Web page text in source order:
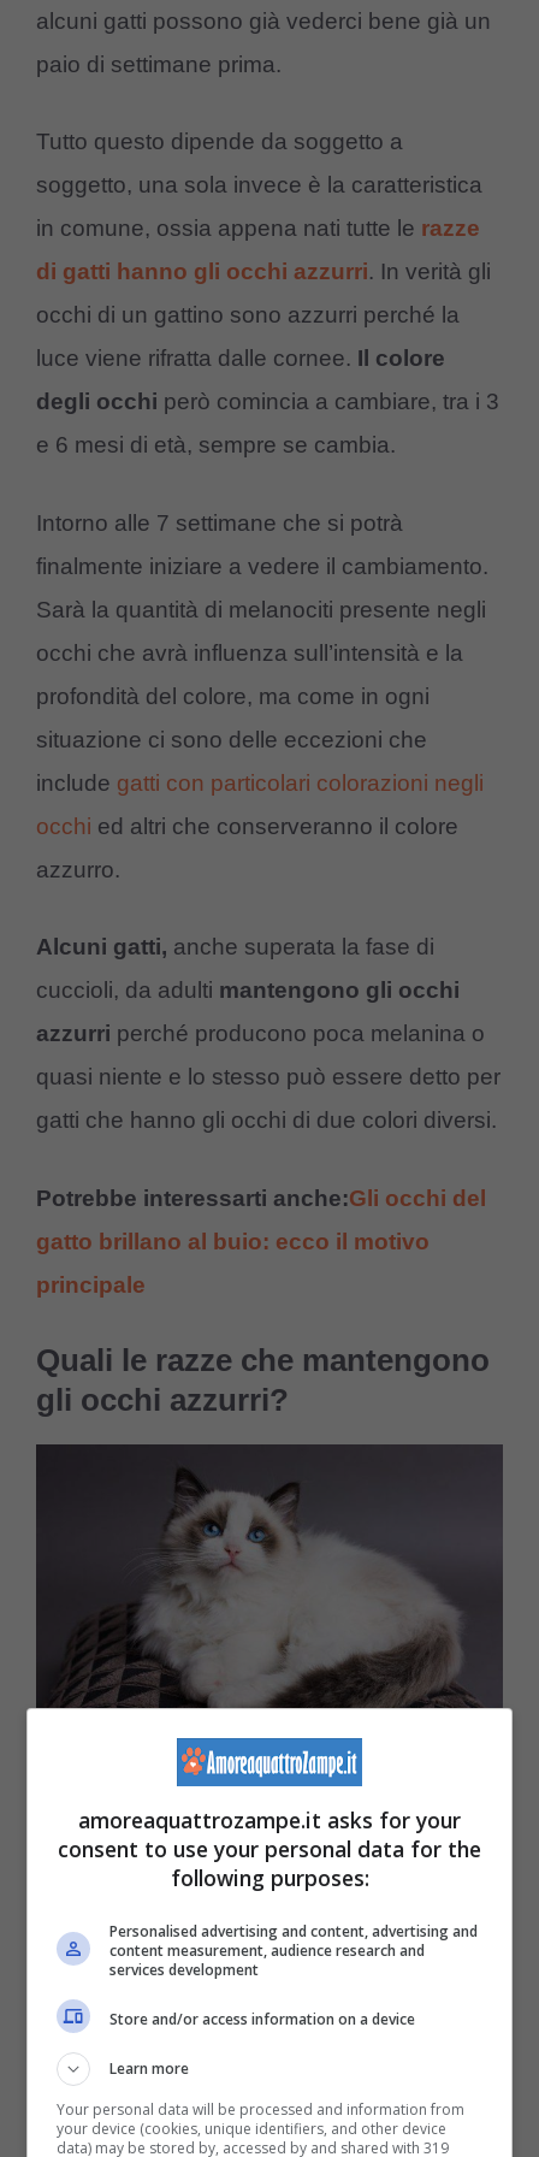
alcuni gatti possono già vederci bene già un
paio di settimane prima.
Tutto questo dipende da soggetto a
soggetto, una sola invece è la caratteristica
in comune, ossia appena nati tutte le razze
di gatti hanno gli occhi azzurri. In verità gli
occhi di un gattino sono azzurri perché la
luce viene rifratta dalle cornee. Il colore
degli occhi però comincia a cambiare, tra i 3
e 6 mesi di età, sempre se cambia.
Intorno alle 7 settimane che si potrà
finalmente iniziare a vedere il cambiamento.
Sarà la quantità di melanociti presente negli
occhi che avrà influenza sull’intensità e la
profondità del colore, ma come in ogni
situazione ci sono delle eccezioni che
include gatti con particolari colorazioni negli
occhi ed altri che conserveranno il colore
azzurro.
Alcuni gatti, anche superata la fase di
cuccioli, da adulti mantengono gli occhi
azzurri perché producono poca melanina o
quasi niente e lo stesso può essere detto per
gatti che hanno gli occhi di due colori diversi.
Potrebbe interessarti anche:Gli occhi del
gatto brillano al buio: ecco il motivo
principale
Quali le razze che mantengono
gli occhi azzurri?
(Foto Adobe Stock)
Ci sono alcunerazze che per tutta la vita,
azzurri,in quanto non sviluppano la
c’è qualcosa di speciale che lascia incantati
tutti e sono le seguenti:
amoreaquattrozampe.it asks for your
consent to use your personal data for the
following purposes:
Personalised advertising and content, advertising and
content measurement, audience research and
services development
Store and/or access information on a device
Learn more
Your personal data will be processed and information from
your device (cookies, unique identifiers, and other device
data) may be stored by, accessed by and shared with 319